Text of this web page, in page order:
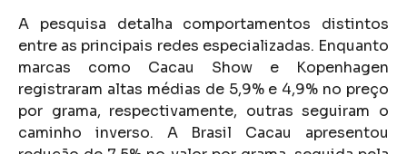
A pesquisa detalha comportamentos distintos
entre as principais redes especializadas. Enquanto
marcas como Cacau Show e Kopenhagen
registraram altas médias de 5,9% e 4,9% no preço
por grama, respectivamente, outras seguiram o
caminho inverso. A Brasil Cacau apresentou